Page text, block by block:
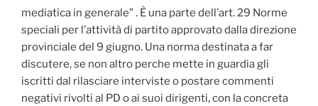
mediatica in generale” . È una parte dell’art. 29 Norme
speciali per l’attività di partito approvato dalla direzione
provinciale del 9 giugno. Una norma destinata a far
discutere, se non altro perche mette in guardia gli
iscritti dal rilasciare interviste o postare commenti
negativi rivolti al PD o ai suoi dirigenti, con la concreta